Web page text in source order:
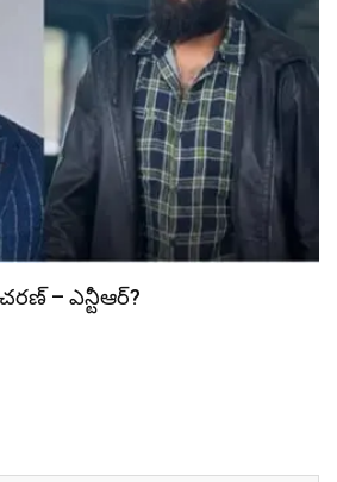
బద్దలు